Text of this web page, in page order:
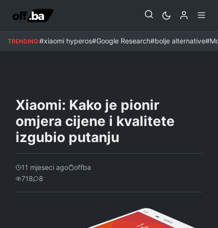
TRENDING:#xiaomi hyperos#Google Research#bolje alternative
MOBITELI
Xiaomi: Kako je pionir
omjera cijene i kvalitete
izgubio putanju
11 mjeseci ago
offba
718
8